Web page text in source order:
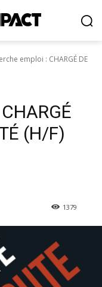
emploi : CHARGÉ DE
(H/F)
1379